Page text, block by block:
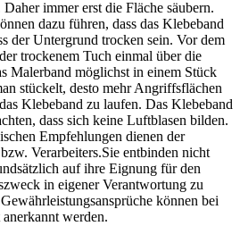
immer erst die Fläche säubern.
dazu führen, dass das Klebeband
der Untergrund trocken sein. Vor dem
trockenem Tuch einmal über die
Malerband möglichst in einem Stück
stückelt, desto mehr Angriffsflächen
Klebeband zu laufen. Das Klebeband
dass sich keine Luftblasen bilden.
Empfehlungen dienen der
Verarbeiters.Sie entbinden nicht
auf ihre Eignung für den
in eigener Verantwortung zu
können bei
werden.